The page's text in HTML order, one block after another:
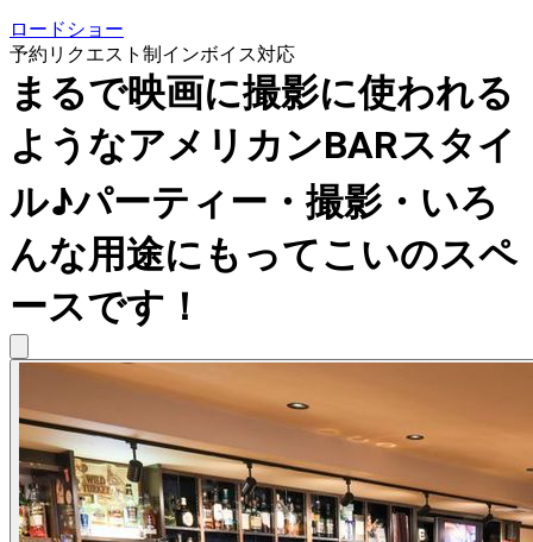
ロードショー
予約リクエスト制インボイス対応
まるで映画に撮影に使われる
ようなアメリカンBARスタイ
ル♪パーティー・撮影・いろ
んな用途にもってこいのスペ
ースです！